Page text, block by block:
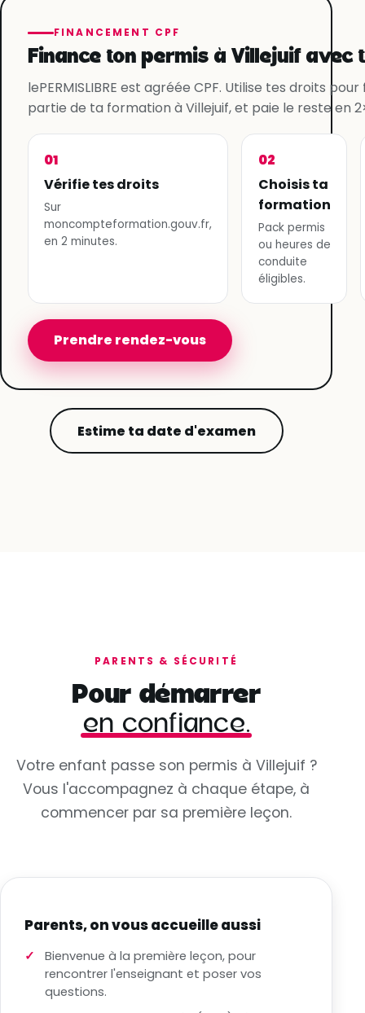
FINANCEMENT CPF
Finance ton permis à Villejuif avec
lePERMISLIBRE est agréée CPF. Utilise tes droits
partie de ta formation à Villejuif, et paie le reste en
01
Vérifie tes droits
Sur
moncompteformation.gouv.fr,
en 2 minutes.
02
Choisis ta
formation
Pack permis
ou heures de
conduite
éligibles.
Prendre rendez-vous
Estime ta date d'examen
PARENTS & SÉCURITÉ
Pour démarrer
en confiance.
Votre enfant passe son permis à Villejuif ?
Vous l'accompagnez à chaque étape, à
commencer par sa première leçon.
Parents, on vous accueille aussi
Bienvenue à la première leçon, pour
rencontrer l'enseignant et poser vos
questions.